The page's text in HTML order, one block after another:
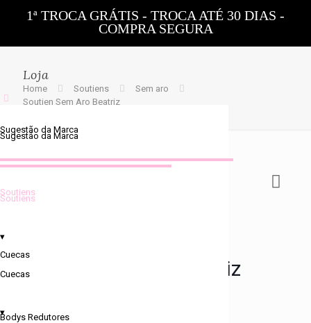
1ª TROCA GRÁTIS - TROCA ATÉ 30 DIAS -
COMPRA SEGURA
Sugestão da Marca
Soutiens
▾
Cuecas
▾
Sugestão da Marca
Soutiens
Cuecas
Bodys Redutores
Loja
Home Soutiens
Sem aro
Soutien Sem Aro Beatriz
Soutien Sem Aro Beatriz